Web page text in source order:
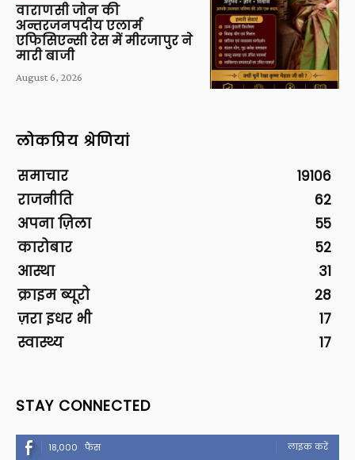
वाराणसी जोन की
अन्तरजनपदीय एलार्म
एफिसिएन्सी रेस में मीरजापुर ने
मारी बाजी
August 6, 2026
लोकप्रिय श्रेणियां
समाचार
19106
राजनीति
62
अपना ज़िला
55
कारोबार
52
आस्था
31
क्राइम ब्यूरो
28
ज़रा इधर भी
17
स्वास्थ्य
17
STAY CONNECTED
18,000 फैंस लाइक करें